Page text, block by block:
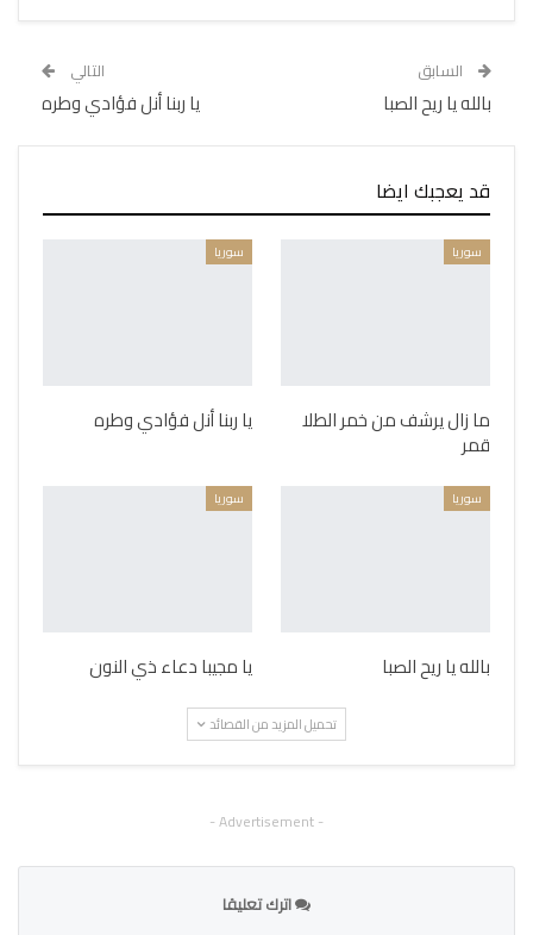
السابق
بالله يا ريح الصبا
التالي
يا ربنا أنل فؤادي وطره
قد يعجبك ايضا
سوريا
ما زال يرشف من خمر الطلا
قمر
سوريا
يا ربنا أنل فؤادي وطره
سوريا
بالله يا ريح الصبا
سوريا
يا مجيبا دعاء ذي النون
تحميل المزيد من القصائد
- Advertisement -
اترك تعليقا